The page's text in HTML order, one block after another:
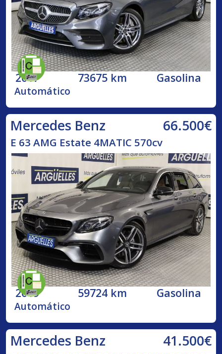
2017 73675 km Gasolina
Automático
Mercedes Benz 66.500€
E 63 AMG Estate 4MATIC 570cv
2019 59724 km Gasolina
Automático
Mercedes Benz 41.500€